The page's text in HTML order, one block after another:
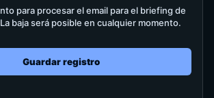
para procesar el email para el briefing de
baja será posible en cualquier momento.
Guardar registro